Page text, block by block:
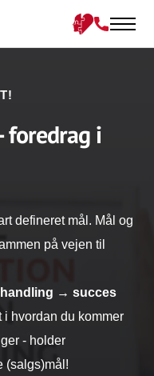
foredrag i
defineret mål. Mål og
på vejen til
→ succes
hvordan du kommer
- holder
(salgs)mål!